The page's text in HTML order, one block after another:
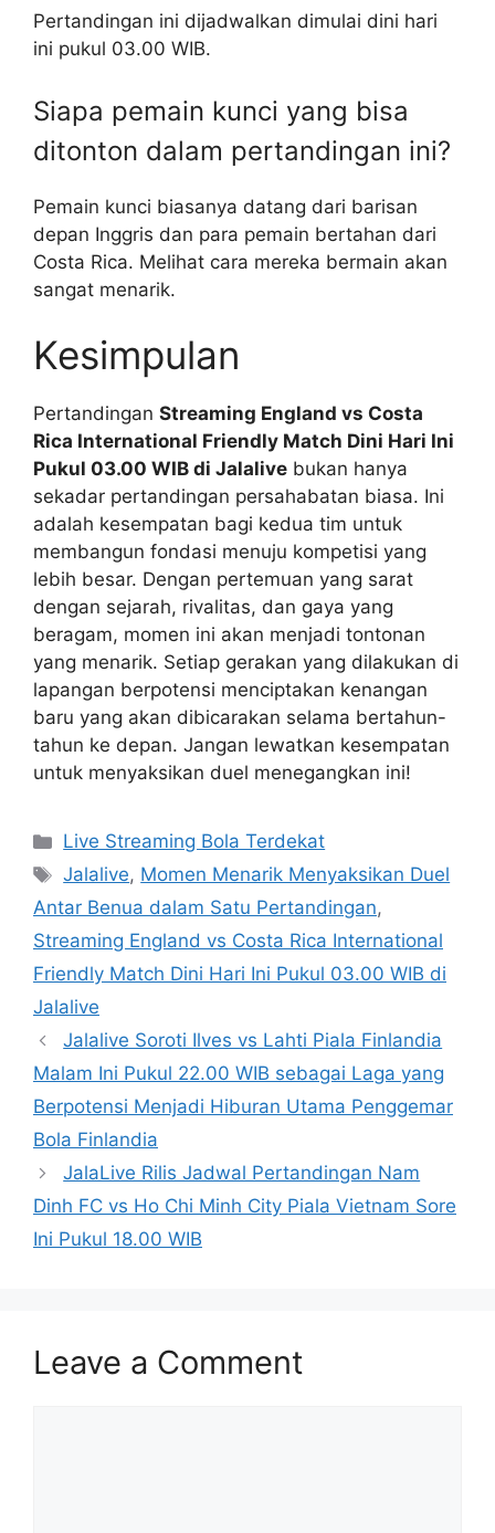
Pertandingan ini dijadwalkan dimulai dini hari
ini pukul 03.00 WIB.
Siapa pemain kunci yang bisa
ditonton dalam pertandingan ini?
Pemain kunci biasanya datang dari barisan
depan Inggris dan para pemain bertahan dari
Costa Rica. Melihat cara mereka bermain akan
sangat menarik.
Kesimpulan
Pertandingan Streaming England vs Costa
Rica International Friendly Match Dini Hari Ini
Pukul 03.00 WIB di Jalalive bukan hanya
sekadar pertandingan persahabatan biasa. Ini
adalah kesempatan bagi kedua tim untuk
membangun fondasi menuju kompetisi yang
lebih besar. Dengan pertemuan yang sarat
dengan sejarah, rivalitas, dan gaya yang
beragam, momen ini akan menjadi tontonan
yang menarik. Setiap gerakan yang dilakukan di
lapangan berpotensi menciptakan kenangan
baru yang akan dibicarakan selama bertahun-
tahun ke depan. Jangan lewatkan kesempatan
untuk menyaksikan duel menegangkan ini!
Categories
Live Streaming Bola Terdekat
Tags
Jalalive, Momen Menarik Menyaksikan Duel
Antar Benua dalam Satu Pertandingan,
Streaming England vs Costa Rica International
Friendly Match Dini Hari Ini Pukul 03.00 WIB di
Jalalive
Jalalive Soroti Ilves vs Lahti Piala Finlandia
Malam Ini Pukul 22.00 WIB sebagai Laga yang
Berpotensi Menjadi Hiburan Utama Penggemar
Bola Finlandia
JalaLive Rilis Jadwal Pertandingan Nam
Dinh FC vs Ho Chi Minh City Piala Vietnam Sore
Ini Pukul 18.00 WIB
Leave a Comment